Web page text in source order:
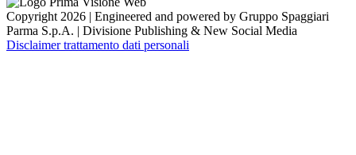
Copyright 2026 | Engineered and powered by Gruppo Spaggiari
Parma S.p.A. | Divisione Publishing & New Social Media
Disclaimer trattamento dati personali